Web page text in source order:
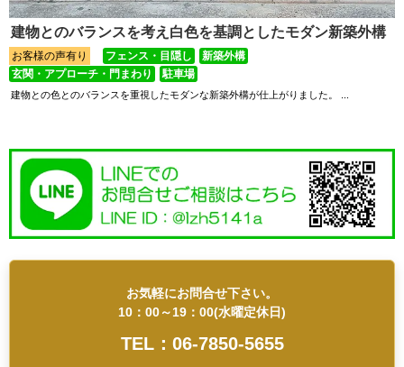
建物とのバランスを考え白色を基調としたモダン新築外構
お客様の声有り フェンス・目隠し
新築外構
玄関・アプローチ・門まわり
駐車場
建物との色とのバランスを重視したモダンな新築外構が仕上がりました。 ...
お気軽にお問合せ下さい。
10：00～19：00(水曜定休日)
TEL：06-7850-5655